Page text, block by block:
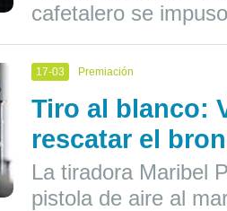
cafetalero se
17-03 Premiación
Tiro al blanco:
rescatar el
La tiradora Maribel
pistola de aire al